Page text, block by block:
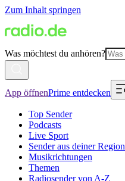
Zum Inhalt springen
Was möchtest du anhören?
App öffnenPrime entdecken
Top Sender
Podcasts
Live Sport
Sender aus deiner Region
Musikrichtungen
Themen
Radiosender von A-Z